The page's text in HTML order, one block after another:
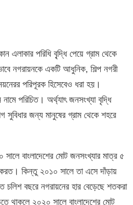
এলাকার পরিধি বৃ্দ্ধি পেয়ে গ্রাম থেকে
নগরায়নকে একটি আধুনিক, শিল্প নগরী
পরিপূরক হিসেবেও ধরা হয়।
পরিচিত। অর্থ্যাৎ জনসংখ্যা বৃদ্ধি
সুবিধার জন্য মানুষের গ্রাম থেকে শহরে
বাংলাদেশের মোট জনসংখ্যার মাত্র ৫
কিন্তু ২০১০ সালে তা এসে দাঁড়ায়
বছরে নগরায়নের হার বেড়েছে শতকরা
থাকলে ২০২০ সালে বাংলাদেশের মোট